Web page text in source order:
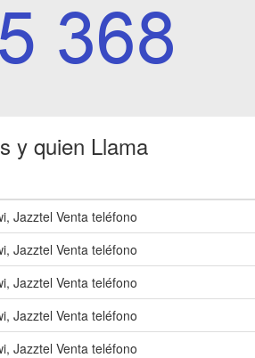
y quien Llama
Jazztel Venta teléfono
Jazztel Venta teléfono
Jazztel Venta teléfono
Jazztel Venta teléfono
Jazztel Venta teléfono